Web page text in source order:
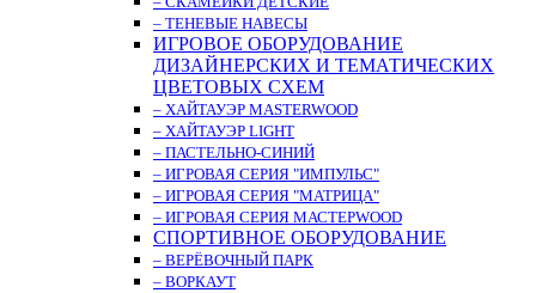
– ТЕНЕВЫЕ НАВЕСЫ
ИГРОВОЕ ОБОРУДОВАНИЕ
ДИЗАЙНЕРСКИХ И ТЕМАТИЧЕСКИХ
ЦВЕТОВЫХ СХЕМ
– ХАЙТАУЭР MASTERWOOD
– ХАЙТАУЭР LIGHT
– ПАСТЕЛЬНО-СИНИЙ
– ИГРОВАЯ СЕРИЯ "ИМПУЛЬС"
– ИГРОВАЯ СЕРИЯ "МАТРИЦА"
– ИГРОВАЯ СЕРИЯ МАСТЕРWOOD
СПОРТИВНОЕ ОБОРУДОВАНИЕ
– ВЕРЁВОЧНЫЙ ПАРК
– ВОРКАУТ